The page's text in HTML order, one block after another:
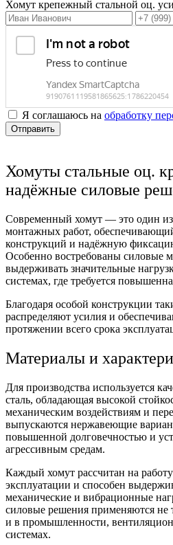
Хомут крепежный стальной оц.
Я соглашаюсь на обработку
Отправить
Хомуты стальные оц.
надёжные силовые
Современный хомут — это один
монтажных работ,
конструкций и надёжную
Особенно востребованы силовые
выдерживать значительные
системах, где требуется
Благодаря особой конструкции
распределяют усилия и
протяжении всего срока
Материалы и
Для производства используется
сталь, обладающая высокой
механическим воздействиям и
выпускаются нержавеющие
повышенной долговечностью и
агрессивным средам.
Каждый хомут рассчитан на
эксплуатации и способен
механические и вибрационные
силовые решения применяются не
и в промышленности,
системах.